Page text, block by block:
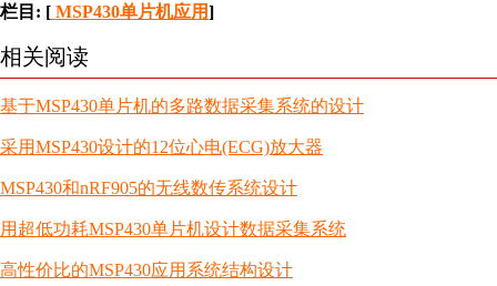
栏目: [ MSP430单片机应用]
相关阅读
基于MSP430单片机的多路数据采集系统的设计
采用MSP430设计的12位心电(ECG)放大器
MSP430和nRF905的无线数传系统设计
用超低功耗MSP430单片机设计数据采集系统
高性价比的MSP430应用系统结构设计